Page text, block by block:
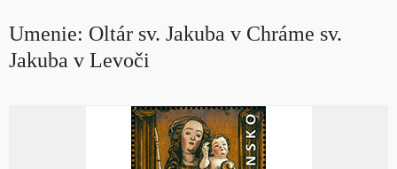
Umenie: Oltár sv. Jakuba v Chráme sv.
Jakuba v Levoči